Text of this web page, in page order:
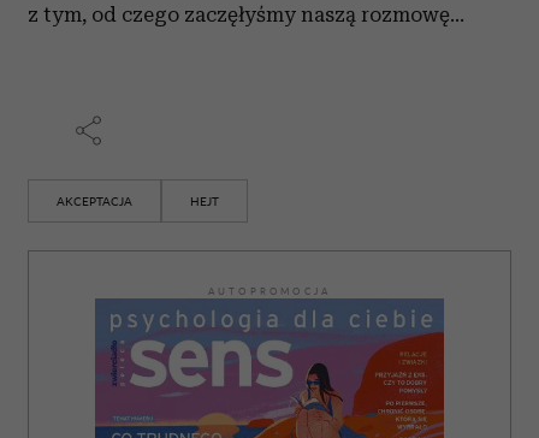
z tym, od czego zaczęłyśmy naszą rozmowę…
AKCEPTACJA HEJT
AUTOPROMOCJA